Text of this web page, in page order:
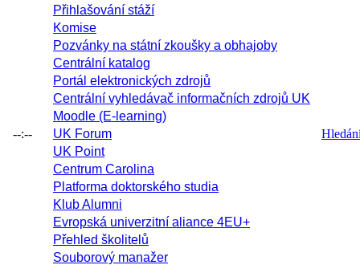
--:--
Přihlašování stáží
Komise
Pozvánky na státní zkoušky a obhajoby
Centrální katalog
Portál elektronických zdrojů
Centrální vyhledávač informačních zdrojů UK
Moodle (E-learning)
UK Forum
UK Point
Centrum Carolina
Platforma doktorského studia
Klub Alumni
Evropská univerzitní aliance 4EU+
Přehled školitelů
Souborový manažer